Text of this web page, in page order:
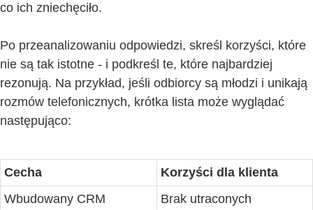
co ich zniechęciło.
Po przeanalizowaniu odpowiedzi, skreśl korzyści, które
nie są tak istotne - i podkreśl te, które najbardziej
rezonują. Na przykład, jeśli odbiorcy są młodzi i unikają
rozmów telefonicznych, krótka lista może wyglądać
następująco:
Cecha
Korzyści dla klienta
Wbudowany CRM
Brak utraconych